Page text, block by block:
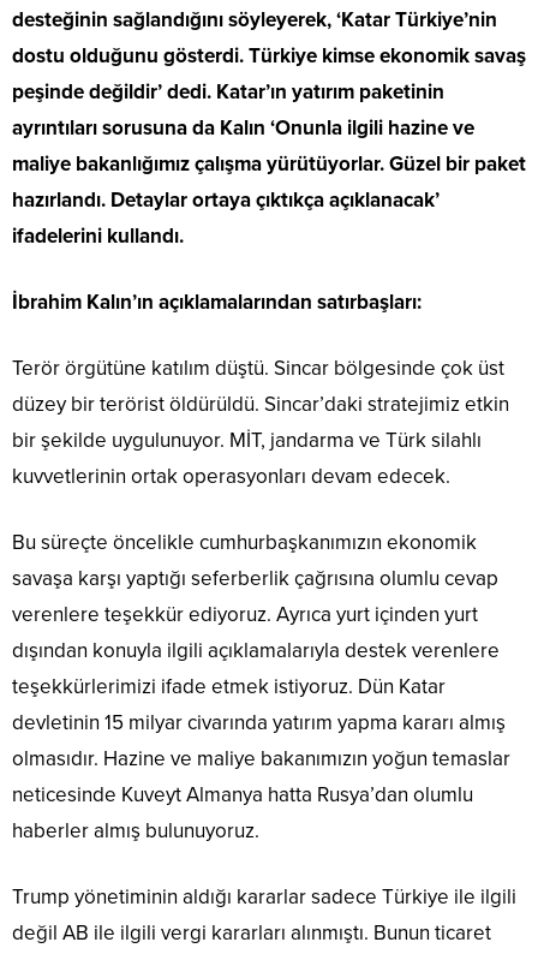
desteğinin sağlandığını söyleyerek, ‘Katar Türkiye’nin
dostu olduğunu gösterdi. Türkiye kimse ekonomik savaş
peşinde değildir’ dedi. Katar’ın yatırım paketinin
ayrıntıları sorusuna da Kalın ‘Onunla ilgili hazine ve
maliye bakanlığımız çalışma yürütüyorlar. Güzel bir paket
hazırlandı. Detaylar ortaya çıktıkça açıklanacak’
ifadelerini kullandı.
İbrahim Kalın’ın açıklamalarından satırbaşları:
Terör örgütüne katılım düştü. Sincar bölgesinde çok üst
düzey bir terörist öldürüldü. Sincar’daki stratejimiz etkin
bir şekilde uygulunuyor. MİT, jandarma ve Türk silahlı
kuvvetlerinin ortak operasyonları devam edecek.
Bu süreçte öncelikle cumhurbaşkanımızın ekonomik
savaşa karşı yaptığı seferberlik çağrısına olumlu cevap
verenlere teşekkür ediyoruz. Ayrıca yurt içinden yurt
dışından konuyla ilgili açıklamalarıyla destek verenlere
teşekkürlerimizi ifade etmek istiyoruz. Dün Katar
devletinin 15 milyar civarında yatırım yapma kararı almış
olmasıdır. Hazine ve maliye bakanımızın yoğun temaslar
neticesinde Kuveyt Almanya hatta Rusya’dan olumlu
haberler almış bulunuyoruz.
Trump yönetiminin aldığı kararlar sadece Türkiye ile ilgili
değil AB ile ilgili vergi kararları alınmıştı. Bunun ticaret